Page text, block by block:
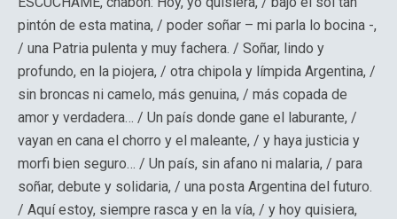
pintón de esta matina, / poder soñar – mi parla lo bocina -,
/ una Patria pulenta y muy fachera. / Soñar, lindo y
profundo, en la piojera, / otra chipola y límpida Argentina, /
sin broncas ni camelo, más genuina, / más copada de
amor y verdadera… / Un país donde gane el laburante, /
vayan en cana el chorro y el maleante, / y haya justicia y
morfi bien seguro… / Un país, sin afano ni malaria, / para
soñar, debute y solidaria, / una posta Argentina del futuro.
/ Aquí estoy, siempre rasca y en la vía, / y hoy quisiera,